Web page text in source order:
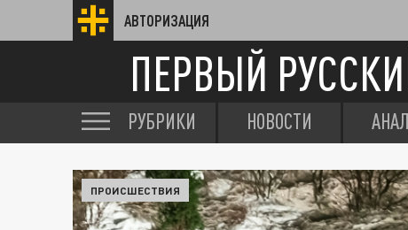
АВТОРИЗАЦИЯ
ПЕРВЫЙ
РУБРИКИ НОВОСТИ
ПРОИСШЕСТВИЯ